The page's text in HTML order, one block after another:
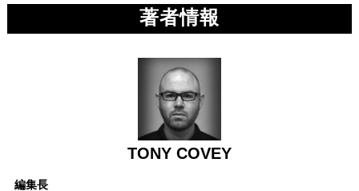
著者情報
TONY COVEY
編集長